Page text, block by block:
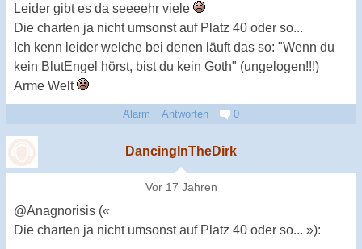
Leider gibt es da seeeehr viele
Die charten ja nicht umsonst auf Platz 40 oder so...
Ich kenn leider welche bei denen läuft das so: "Wenn du
kein BlutEngel hörst, bist du kein Goth" (ungelogen!!!)
Arme Welt
Alarm Antworten 0
DancingInTheDirk
Vor 17 Jahren
@Anagnorisis («
Die charten ja nicht umsonst auf Platz 40 oder so... »):